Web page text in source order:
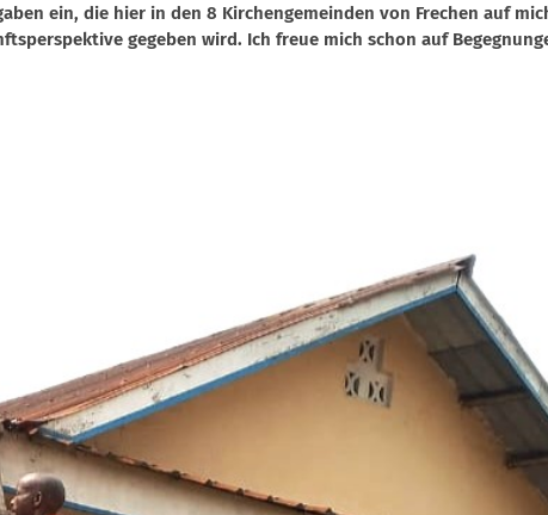
ein, die hier in den 8 Kirchengemeinden von Frechen auf
gegeben wird. Ich freue mich schon auf